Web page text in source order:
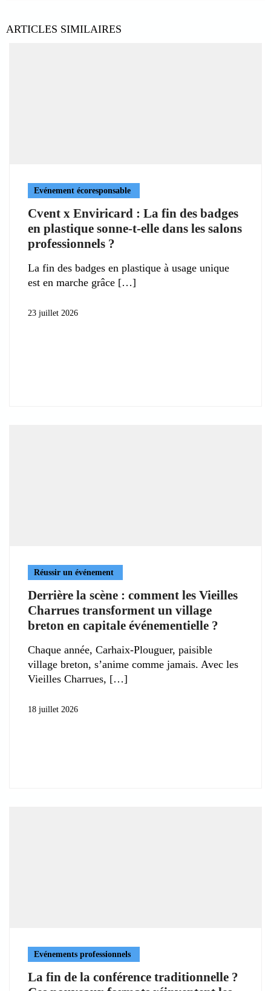
ARTICLES SIMILAIRES
Evénement écoresponsable
Cvent x Enviricard : La fin des badges
en plastique sonne-t-elle dans les salons
professionnels ?
La fin des badges en plastique à usage unique
est en marche grâce
23 juillet 2026
Réussir un événement
Derrière la scène : comment les Vieilles
Charrues transforment un village
breton en capitale événementielle ?
Chaque année, Carhaix-Plouguer, paisible
village breton, s’anime comme jamais. Avec les
Vieilles Charrues,
18 juillet 2026
Evénements professionnels
La fin de la conférence traditionnelle ?